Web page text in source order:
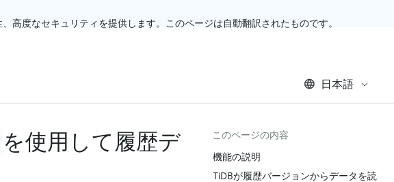
度なセキュリティを提供します。このページは自動翻訳されたものです。
日本語
を使用して履歴デ
このページの内容
機能の説明
TiDBが履歴バージョンからデータを読